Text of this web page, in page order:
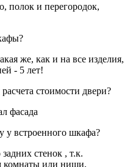
полок и перегородок,
же, как и на все изделия,
- 5 лет!
стоимости двери?
фасада
у встроенного шкафа?
стенок , т.к.
комнаты или ниши,